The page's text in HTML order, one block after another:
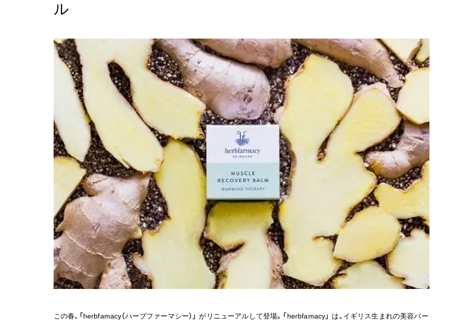
ル
この春、「herbfamacy（ハーブファーマシー）」 がリニューアルして登場。「herbfamacy」 は、イギリス生まれの美容バー